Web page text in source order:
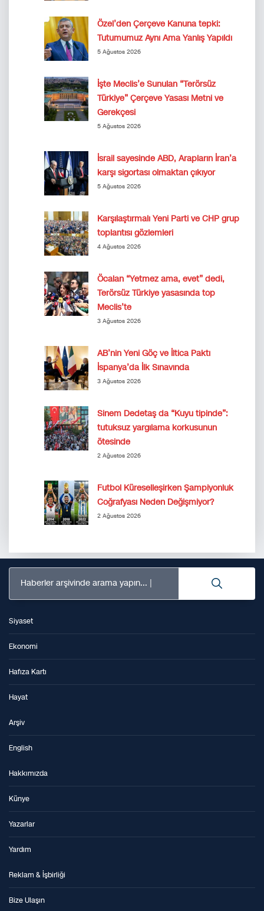
Özel’den Çerçeve Kanuna tepki:
Tutumumuz Aynı Ama Yanlış Yapıldı
5 Ağustos 2026
İşte Meclis’e Sunulan “Terörsüz
Türkiye” Çerçeve Yasası Metni ve
Gerekçesi
5 Ağustos 2026
İsrail sayesinde ABD, Arapların İran’a
karşı sigortası olmaktan çıkıyor
5 Ağustos 2026
Karşılaştırmalı Yeni Parti ve CHP grup
toplantısı gözlemleri
4 Ağustos 2026
Öcalan “Yetmez ama, evet” dedi,
Terörsüz Türkiye yasasında top
Meclis’te
3 Ağustos 2026
AB’nin Yeni Göç ve İltica Paktı
İspanya’da İlk Sınavında
3 Ağustos 2026
Sinem Dedetaş da “Kuyu tipinde”:
tutuksuz yargılama korkusunun
ötesinde
2 Ağustos 2026
Futbol Küreselleşirken Şampiyonluk
Coğrafyası Neden Değişmiyor?
2 Ağustos 2026
Haberler arşivinde arama yapın...
Siyaset
Ekonomi
Hafıza Kartı
Hayat
Arşiv
English
Hakkımızda
Künye
Yazarlar
Yardım
Reklam & İşbirliği
Bize Ulaşın